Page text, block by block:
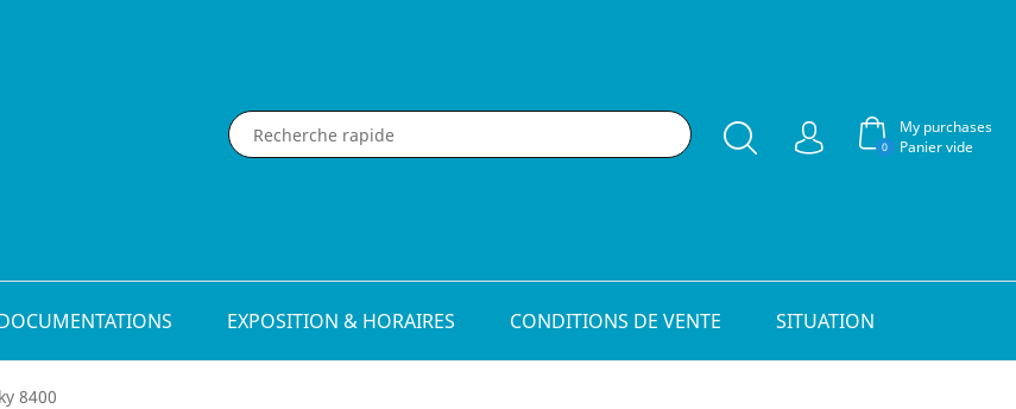
My purchases
0 Panier vide
EXPOSITION & HORAIRES CONDITIONS DE VENTE SITUATION
8400